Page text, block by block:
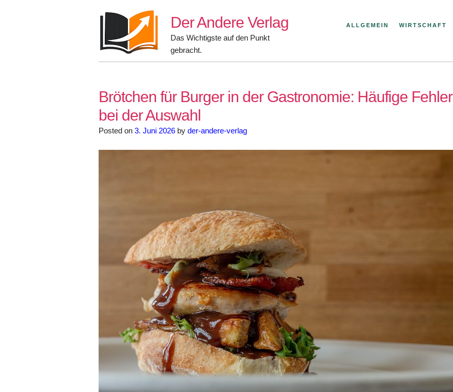
Der Andere Verlag
Das Wichtigste auf den Punkt
gebracht.
ALLGEMEIN WIRTSCHAFT
Brötchen für Burger in der Gastronomie: Häufige Fehler
bei der Auswahl
Posted on 3. Juni 2026 by der-andere-verlag